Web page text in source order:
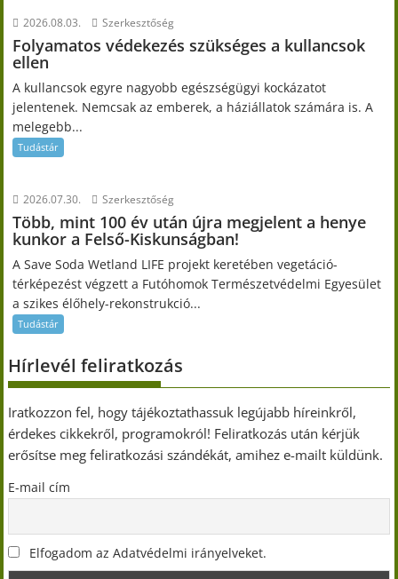
2026.08.03. Szerkesztőség
Folyamatos védekezés szükséges a kullancsok
ellen
A kullancsok egyre nagyobb egészségügyi kockázatot
jelentenek. Nemcsak az emberek, a háziállatok számára is. A
melegebb...
Tudástár
2026.07.30. Szerkesztőség
Több, mint 100 év után újra megjelent a henye
kunkor a Felső-Kiskunságban!
A Save Soda Wetland LIFE projekt keretében vegetáció-
térképezést végzett a Futóhomok Természetvédelmi Egyesület
a szikes élőhely-rekonstrukció...
Tudástár
Hírlevél feliratkozás
Iratkozzon fel, hogy tájékoztathassuk legújabb híreinkről,
érdekes cikkekről, programokról! Feliratkozás után kérjük
erősítse meg feliratkozási szándékát, amihez e-mailt küldünk.
E-mail cím
Elfogadom az Adatvédelmi irányelveket.